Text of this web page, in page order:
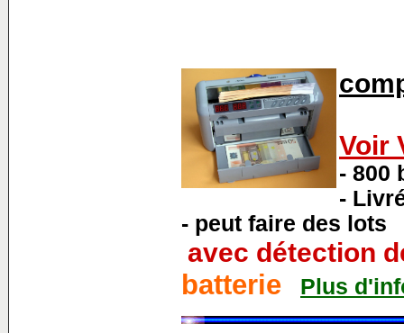
Voir
- 800
-
- peut faire des lots
avec détection
batterie Plus